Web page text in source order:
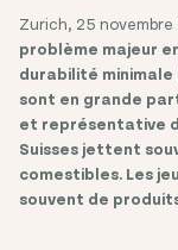
Zurich, 25 novembre
problème majeur
durabilité minimale
sont en grande
et représentative
Suisses jettent
comestibles. Les
souvent de